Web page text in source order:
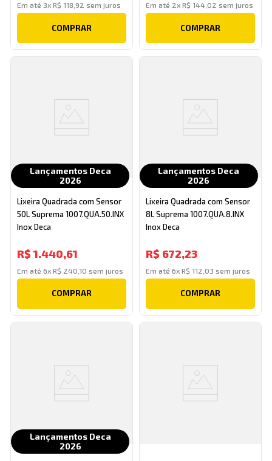
Em até 3xR$ 118 92 sem juros
COMPRAR
Em até 2x R$ 144 02 sem juros
COMPRAR
Lançamentos Deca
2026
Lixeira Quadrada com Sensor
50L Suprema 1007.QUA.50.INX
Inox Deca
R$ 1.440,61
Em até6xR$ 240 10 sem juros
COMPRAR
Lançamentos Deca
2026
Lixeira Quadrada com Sensor
8L Suprema 1007.QUA.8.INX
Inox Deca
R$ 672,23
Em até 6x R$ 112 03 sem juros
COMPRAR
Lançamentos Deca
2026